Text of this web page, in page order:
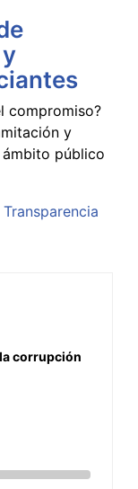
compromiso?
y
ámbito público
Transparencia
corrupción